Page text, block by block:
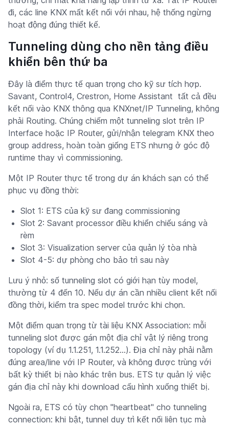
đi, các line KNX mất kết nối với nhau, hệ thống ngừng
hoạt động đúng thiết kế.
Tunneling dùng cho nền tảng điều
khiển bên thứ ba
Đây là điểm thực tế quan trọng cho kỹ sư tích hợp.
Savant, Control4, Crestron, Home Assistant tất cả đều
kết nối vào KNX thông qua KNXnet/IP Tunneling, không
phải Routing. Chúng chiếm một tunneling slot trên IP
Interface hoặc IP Router, gửi/nhận telegram KNX theo
group address, hoàn toàn giống ETS nhưng ở góc độ
runtime thay vì commissioning.
Một IP Router thực tế trong dự án khách sạn có thể
phục vụ đồng thời:
Slot 1: ETS của kỹ sư đang commissioning
Slot 2: Savant processor điều khiển chiếu sáng và
rèm
Slot 3: Visualization server của quản lý tòa nhà
Slot 4-5: dự phòng cho bảo trì sau này
Lưu ý nhỏ: số tunneling slot có giới hạn tùy model,
thường từ 4 đến 10. Nếu dự án cần nhiều client kết nối
đồng thời, kiểm tra spec model trước khi chọn.
Một điểm quan trọng từ tài liệu KNX Association: mỗi
tunneling slot được gán một địa chỉ vật lý riêng trong
topology (ví dụ 1.1.251, 1.1.252...). Địa chỉ này phải nằm
đúng area/line với IP Router, và không được trùng với
bất kỳ thiết bị nào khác trên bus. ETS tự quản lý việc
gán địa chỉ này khi download cấu hình xuống thiết bị.
Ngoài ra, ETS có tùy chọn "heartbeat" cho tunneling
connection: khi bật, tunnel duy trì kết nối liên tục mà